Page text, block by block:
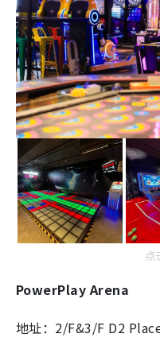
点
PowerPlay Arena
地址：2/F&3/F D2